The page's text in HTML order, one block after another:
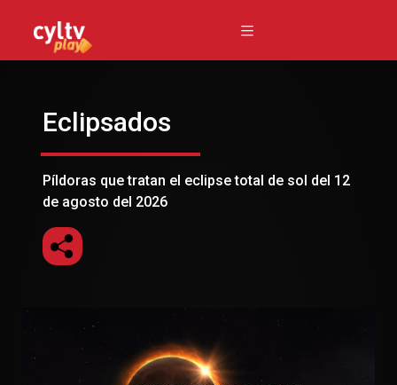
Eclipsados
Píldoras que tratan el eclipse total de sol del 12
de agosto del 2026